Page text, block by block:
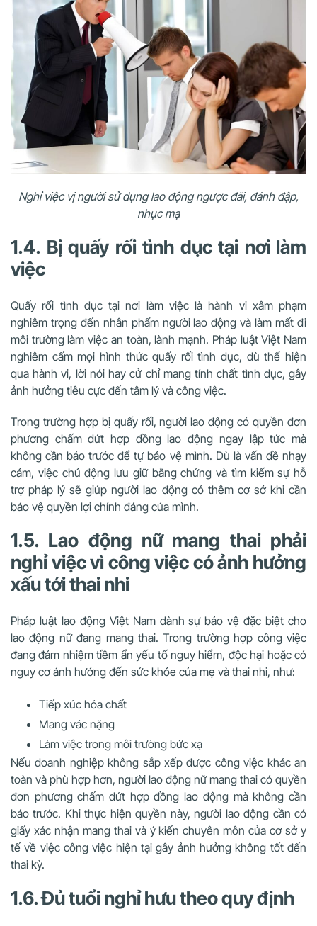
Nghỉ việc vị người sử dụng lao động ngược đãi, đánh đập,
nhục mạ
1.4. Bị quấy rối tình dục tại nơi làm
việc
Quấy rối tình dục tại nơi làm việc là hành vi xâm phạm
nghiêm trọng đến nhân phẩm người lao động và làm mất đi
môi trường làm việc an toàn, lành mạnh. Pháp luật Việt Nam
nghiêm cấm mọi hình thức quấy rối tình dục, dù thể hiện
qua hành vi, lời nói hay cử chỉ mang tính chất tình dục, gây
ảnh hưởng tiêu cực đến tâm lý và công việc.
Trong trường hợp bị quấy rối, người lao động có quyền đơn
phương chấm dứt hợp đồng lao động ngay lập tức mà
không cần báo trước để tự bảo vệ mình. Dù là vấn đề nhạy
cảm, việc chủ động lưu giữ bằng chứng và tìm kiếm sự hỗ
trợ pháp lý sẽ giúp người lao động có thêm cơ sở khi cần
bảo vệ quyền lợi chính đáng của mình.
1.5. Lao động nữ mang thai phải
nghỉ việc vì công việc có ảnh hưởng
xấu tới thai nhi
Pháp luật lao động Việt Nam dành sự bảo vệ đặc biệt cho
lao động nữ đang mang thai. Trong trường hợp công việc
đang đảm nhiệm tiềm ẩn yếu tố nguy hiểm, độc hại hoặc có
nguy cơ ảnh hưởng đến sức khỏe của mẹ và thai nhi, như:
Tiếp xúc hóa chất
Mang vác nặng
Làm việc trong môi trường bức xạ
Nếu doanh nghiệp không sắp xếp được công việc khác an
toàn và phù hợp hơn, người lao động nữ mang thai có quyền
đơn phương chấm dứt hợp đồng lao động mà không cần
báo trước. Khi thực hiện quyền này, người lao động cần có
giấy xác nhận mang thai và ý kiến chuyên môn của cơ sở y
tế về việc công việc hiện tại gây ảnh hưởng không tốt đến
thai kỳ.
1.6. Đủ tuổi nghỉ hưu theo quy định